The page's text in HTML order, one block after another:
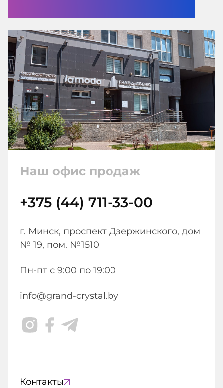
Наш офис продаж
+375 (44) 711-33-00
г. Минск, проспект Дзержинского, дом
№ 19, пом. №1510
Пн-пт с 9:00 по 19:00
info@grand-crystal.by
Контакты